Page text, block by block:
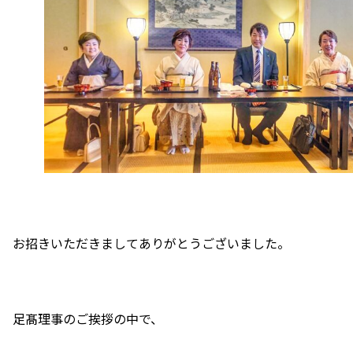
お招きいただきましてありがとうございました。
足髙理事のご挨拶の中で、